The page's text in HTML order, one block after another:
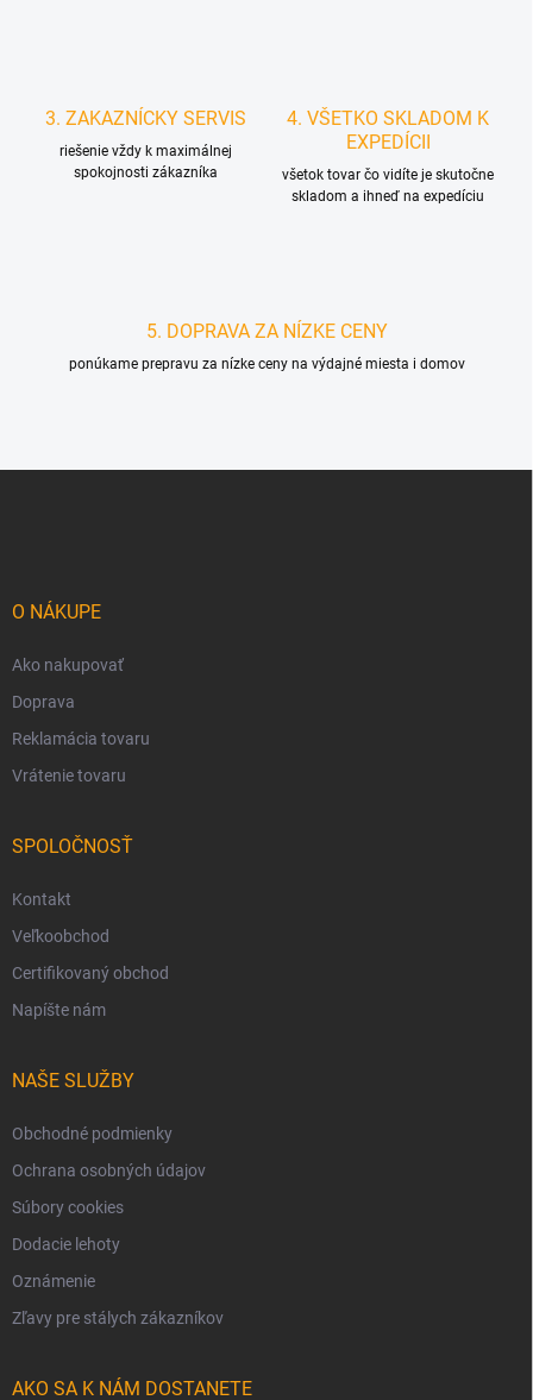
3. ZAKAZNÍCKY SERVIS
riešenie vždy k maximálnej
spokojnosti zákazníka
4. VŠETKO SKLADOM K
EXPEDÍCII
všetok tovar čo vidíte je skutočne
skladom a ihneď na expedíciu
5. DOPRAVA ZA NÍZKE CENY
ponúkame prepravu za nízke ceny na výdajné miesta i domov
O NÁKUPE
Ako nakupovať
Doprava
Reklamácia tovaru
Vrátenie tovaru
SPOLOČNOSŤ
Kontakt
Veľkoobchod
Certifikovaný obchod
Napíšte nám
NAŠE SLUŽBY
Obchodné podmienky
Ochrana osobných údajov
Súbory cookies
Dodacie lehoty
Oznámenie
Zľavy pre stálych zákazníkov
AKO SA K NÁM DOSTANETE